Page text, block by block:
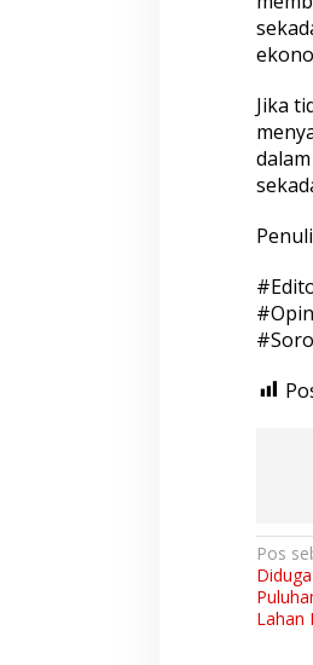
Jika
N
a
v
Pos
Lahan